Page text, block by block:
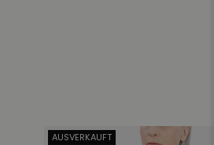
AUSVERKAUFT